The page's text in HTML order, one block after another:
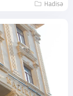
Hadisə